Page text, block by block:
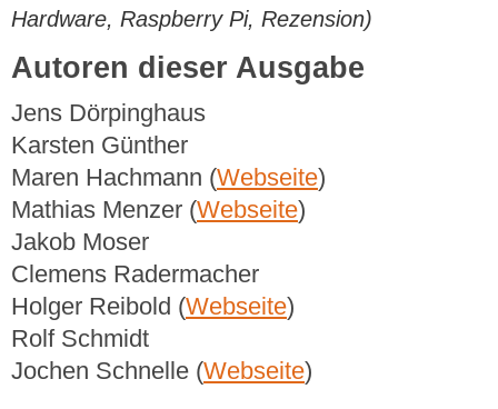
Hardware, Raspberry Pi, Rezension)
Autoren dieser Ausgabe
Jens Dörpinghaus
Karsten Günther
Maren Hachmann (Webseite)
Mathias Menzer (Webseite)
Jakob Moser
Clemens Radermacher
Holger Reibold (Webseite)
Rolf Schmidt
Jochen Schnelle (Webseite)